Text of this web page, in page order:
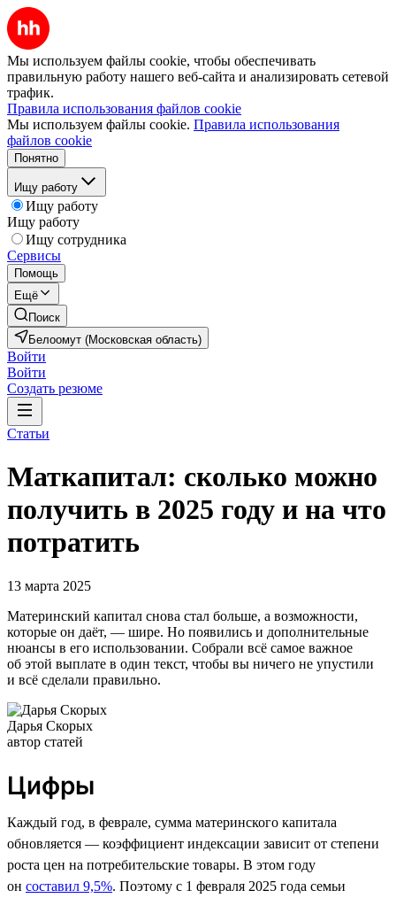
Мы используем файлы cookie, чтобы обеспечивать
правильную работу нашего веб-сайта и анализировать сетевой
трафик.
Правила использования файлов cookie
Мы используем файлы cookie. Правила использования
файлов cookie
Понятно
Ищу работу
Ищу работу
Ищу работу
Ищу сотрудника
Сервисы
Помощь
Ещё
Поиск
Белоомут (Московская область)
Войти
Войти
Создать резюме
Статьи
Маткапитал: сколько можно
получить в 2025 году и на что
потратить
13 марта 2025
Материнский капитал снова стал больше, а возможности,
которые он даёт, — шире. Но появились и дополнительные
нюансы в его использовании. Собрали всё самое важное
об этой выплате в один текст, чтобы вы ничего не упустили
и всё сделали правильно.
Дарья Скорых
автор статей
Цифры
Каждый год, в феврале, сумма материнского капитала
обновляется — коэффициент индексации зависит от степени
роста цен на потребительские товары. В этом году
он составил 9,5%. Поэтому с 1 февраля 2025 года семьи